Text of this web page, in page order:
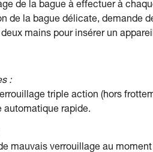
de la bague à effectuer à
de la bague délicate, demande
mains pour insérer un
:
triple action (hors
automatique rapide.
mauvais verrouillage au